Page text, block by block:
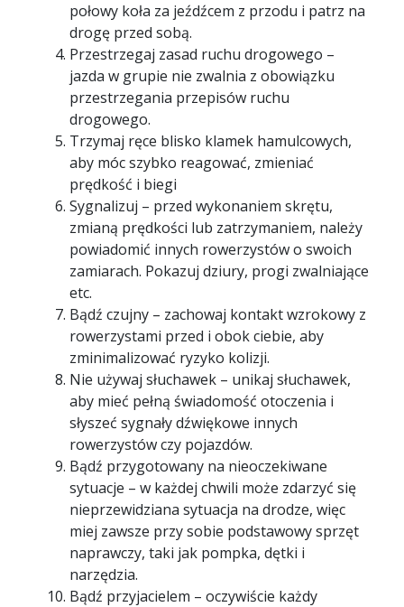
połowy koła za jeźdźcem z przodu i patrz na
drogę przed sobą.
Przestrzegaj zasad ruchu drogowego –
jazda w grupie nie zwalnia z obowiązku
przestrzegania przepisów ruchu
drogowego.
Trzymaj ręce blisko klamek hamulcowych,
aby móc szybko reagować, zmieniać
prędkość i biegi
Sygnalizuj – przed wykonaniem skrętu,
zmianą prędkości lub zatrzymaniem, należy
powiadomić innych rowerzystów o swoich
zamiarach. Pokazuj dziury, progi zwalniające
etc.
Bądź czujny – zachowaj kontakt wzrokowy z
rowerzystami przed i obok ciebie, aby
zminimalizować ryzyko kolizji.
Nie używaj słuchawek – unikaj słuchawek,
aby mieć pełną świadomość otoczenia i
słyszeć sygnały dźwiękowe innych
rowerzystów czy pojazdów.
Bądź przygotowany na nieoczekiwane
sytuacje – w każdej chwili może zdarzyć się
nieprzewidziana sytuacja na drodze, więc
miej zawsze przy sobie podstawowy sprzęt
naprawczy, taki jak pompka, dętki i
narzędzia.
Bądź przyjacielem – oczywiście każdy